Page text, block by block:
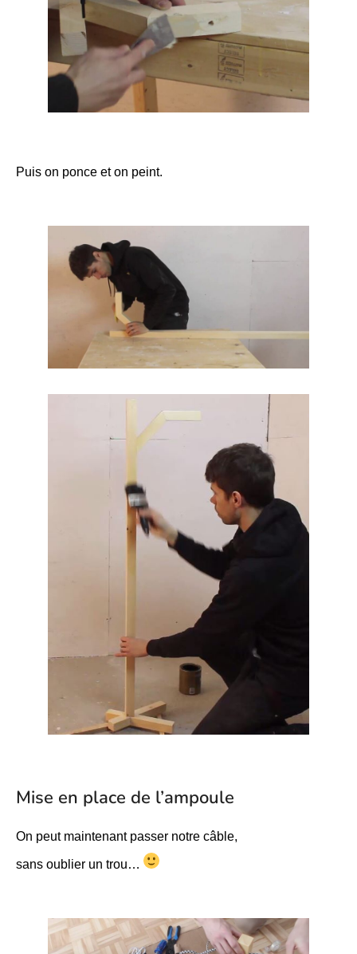
Puis on ponce et on peint.
Mise en place de l’ampoule
On peut maintenant passer notre câble,
sans oublier un trou…